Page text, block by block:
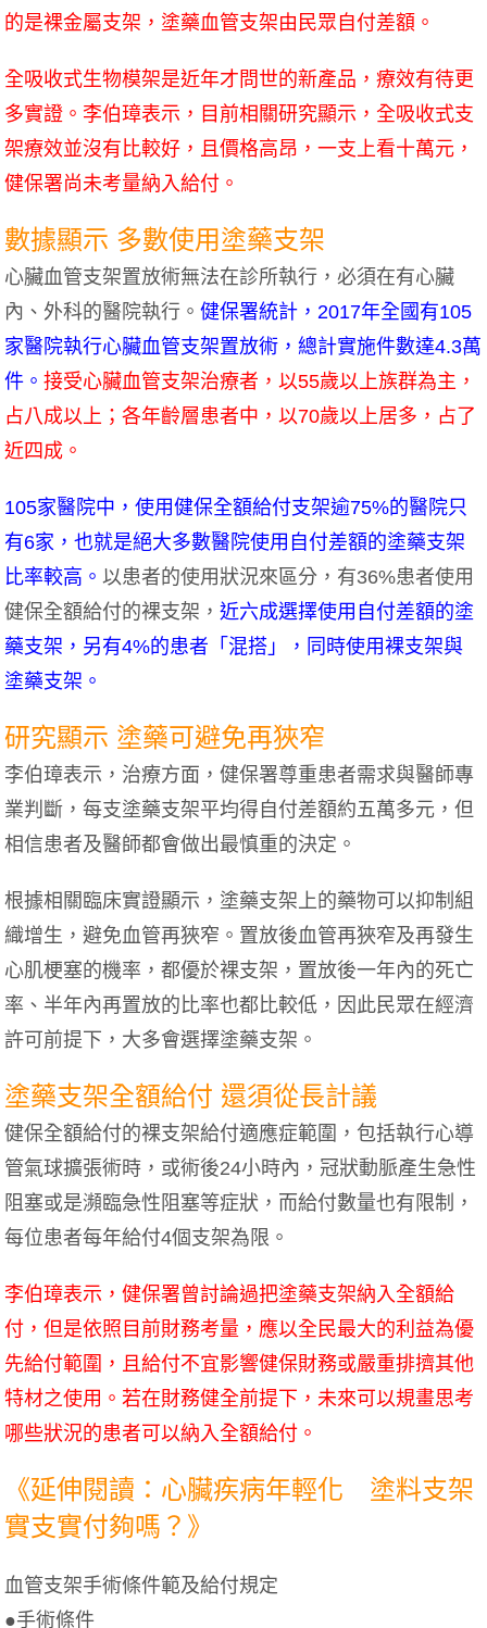
的是裸金屬支架，塗藥血管支架由民眾自付差額。
全吸收式生物模架是近年才問世的新產品，療效有待更
多實證。李伯璋表示，目前相關研究顯示，全吸收式支
架療效並沒有比較好，且價格高昂，一支上看十萬元，
健保署尚未考量納入給付。
數據顯示 多數使用塗藥支架
心臟血管支架置放術無法在診所執行，必須在有心臟
內、外科的醫院執行。健保署統計，2017年全國有105
家醫院執行心臟血管支架置放術，總計實施件數達4.3萬
件。接受心臟血管支架治療者，以55歲以上族群為主，
占八成以上；各年齡層患者中，以70歲以上居多，占了
近四成。
105家醫院中，使用健保全額給付支架逾75%的醫院只
有6家，也就是絕大多數醫院使用自付差額的塗藥支架
比率較高。以患者的使用狀況來區分，有36%患者使用
健保全額給付的裸支架，近六成選擇使用自付差額的塗
藥支架，另有4%的患者「混搭」，同時使用裸支架與
塗藥支架。
研究顯示 塗藥可避免再狹窄
李伯璋表示，治療方面，健保署尊重患者需求與醫師專
業判斷，每支塗藥支架平均得自付差額約五萬多元，但
相信患者及醫師都會做出最慎重的決定。
根據相關臨床實證顯示，塗藥支架上的藥物可以抑制組
織增生，避免血管再狹窄。置放後血管再狹窄及再發生
心肌梗塞的機率，都優於裸支架，置放後一年內的死亡
率、半年內再置放的比率也都比較低，因此民眾在經濟
許可前提下，大多會選擇塗藥支架。
塗藥支架全額給付 還須從長計議
健保全額給付的裸支架給付適應症範圍，包括執行心導
管氣球擴張術時，或術後24小時內，冠狀動脈產生急性
阻塞或是瀕臨急性阻塞等症狀，而給付數量也有限制，
每位患者每年給付4個支架為限。
李伯璋表示，健保署曾討論過把塗藥支架納入全額給
付，但是依照目前財務考量，應以全民最大的利益為優
先給付範圍，且給付不宜影響健保財務或嚴重排擠其他
特材之使用。若在財務健全前提下，未來可以規畫思考
哪些狀況的患者可以納入全額給付。
《延伸閱讀：心臟疾病年輕化 塗料支架
實支實付夠嗎？》
血管支架手術條件範及給付規定
●手術條件